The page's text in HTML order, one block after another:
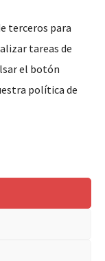
terceros para
tareas de
el botón
política de